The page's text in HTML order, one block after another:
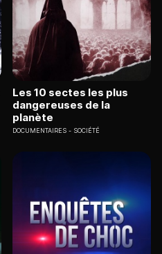
Les 10 sectes les plus
dangereuses de la
planète
DOCUMENTAIRES SOCIÉTÉ